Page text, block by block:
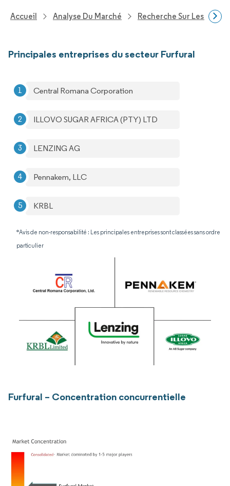
Accueil Analyse Du Marché Recherche Sur Les
Principales entreprises du secteur Furfural
Central Romana Corporation
ILLOVO SUGAR AFRICA (PTY) LTD
LENZING AG
Pennakem, LLC
KRBL
*Avis de non-responsabilité : Les principales entreprises sont classées sans ordre
particulier
Furfural – Concentration concurrentielle